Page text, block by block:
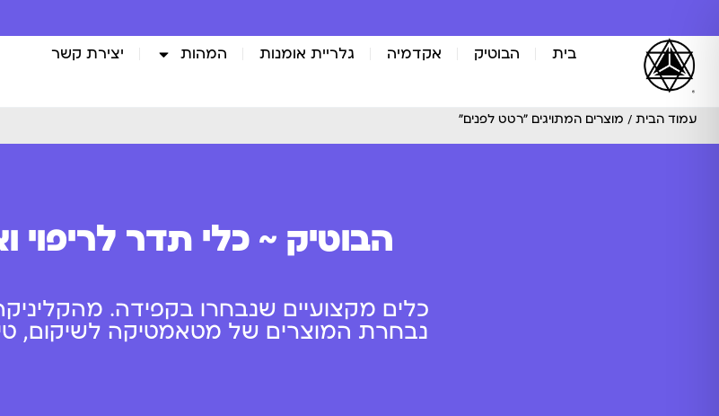
בית הבוטיק אקדמיה גלריית אומנות המהות יצירת קשר
עמוד הבית / מוצרים המתויגים “רטט לפנים”
הבוטיק ~ כלי תדר לריפוי
כלים מקצועיים שנבחרו בקפידה.
נבחרת המוצרים של מטאמטיקה לשיקום,